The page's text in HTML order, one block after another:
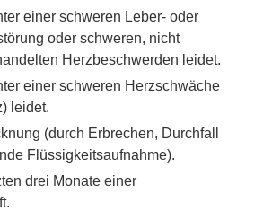
einer schweren Leber- oder
oder schweren, nicht
Herzbeschwerden leidet.
einer schweren Herzschwäche
leidet.
(durch Erbrechen, Durchfall
Flüssigkeitsaufnahme).
drei Monate einer